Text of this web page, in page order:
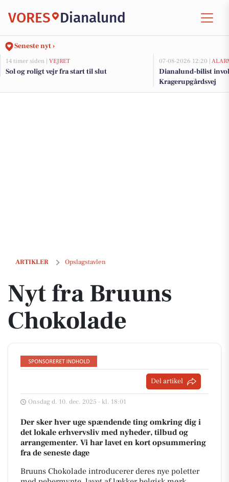
VORES Dianalund
Seneste nyt ›
14 timer siden | VEJRET
Sol og roligt vejr fra start til slut
07-08-2026 12:20 |
Dianalund-bilist
Kragerupgårdsvej
ARTIKLER Opslagstavlen
Nyt fra Bruuns Chokolade
Nyt fra Bruuns
Chokolade
Del artikel
Onsdag d. 10. dec. 2025 - kl. 18:01
Der sker hver uge spændende ting omkring dig i
det lokale erhvervsliv med nyheder, tilbud og
arrangementer. Vi har lavet en kort opsummering
fra de seneste dage
Bruuns Chokolade introducerer deres nye poletter